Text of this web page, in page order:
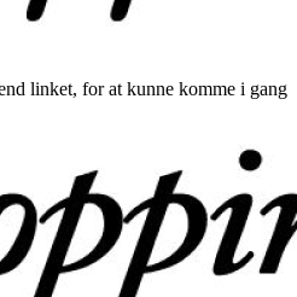
linket, for at kunne komme i gang